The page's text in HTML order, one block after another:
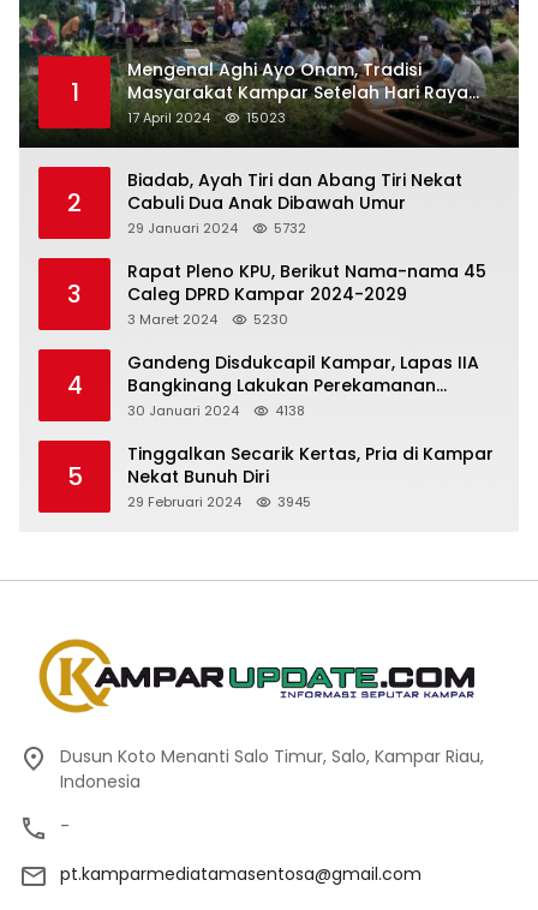
1
Mengenal Aghi Ayo Onam, Tradisi
Masyarakat Kampar Setelah Hari Raya
Idul Fitri
17 April 2024 15023
2
Biadab, Ayah Tiri dan Abang Tiri Nekat
Cabuli Dua Anak Dibawah Umur
29 Januari 2024 5732
3
Rapat Pleno KPU, Berikut Nama-nama 45
3 Maret 2024 5230
4
Gandeng Disdukcapil Kampar, Lapas IIA
Bangkinang Lakukan Perekamanan
Kependudukan WBP
30 Januari 2024 4138
5
Tinggalkan Secarik Kertas, Pria di Kampar
Nekat Bunuh Diri
29 Februari 2024 3945
Dusun Koto Menanti Salo Timur, Salo, Kampar Riau,
Indonesia
-
pt.kamparmediatamasentosa@gmail.com